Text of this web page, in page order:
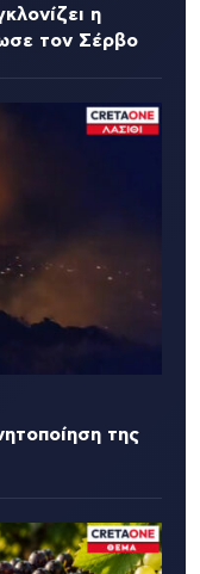
η
τον Σέρβο
της